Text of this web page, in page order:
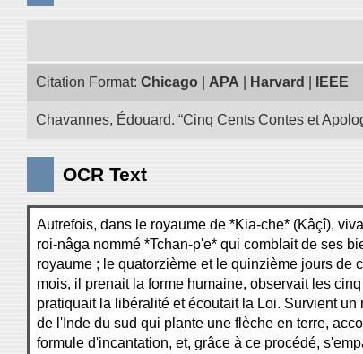
Citation Format: Chicago APA Harvard IEEE
Chavannes, Édouard. “Cinq Cents Contes et
OCR Text
Autrefois, dans le royaume de *Kia-che* (Kâçî),
roi-nâga nommé *Tchan-p'e* qui comblait de ses
royaume ; le quatorzième et le quinzième jours de
mois, il prenait la forme humaine, observait les
pratiquait la libéralité et écoutait la Loi. Survient un
de l'Inde du sud qui plante une flèche en terre,
formule d'incantation, et, grâce à ce procédé,